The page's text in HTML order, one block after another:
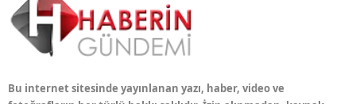
Bu internet sitesinde yayınlanan yazı, haber, video ve